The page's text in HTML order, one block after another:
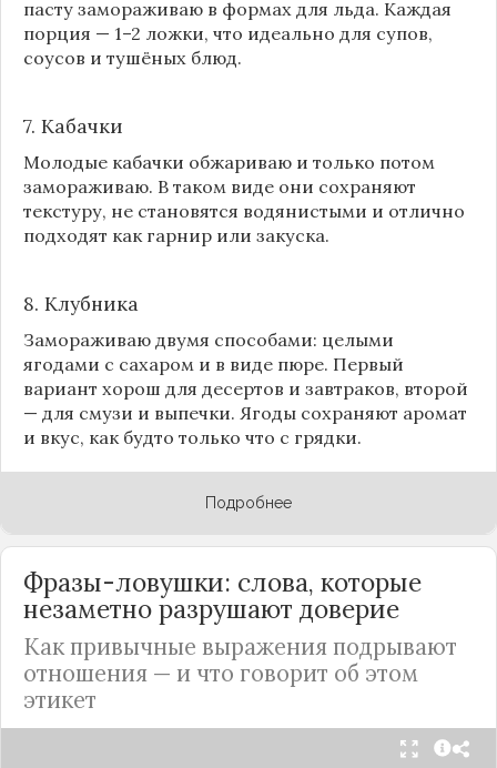
пасту замораживаю в формах для льда. Каждая
порция — 1–2 ложки, что идеально для супов,
соусов и тушёных блюд.
7. Кабачки
Молодые кабачки обжариваю и только потом
замораживаю. В таком виде они сохраняют
текстуру, не становятся водянистыми и отлично
подходят как гарнир или закуска.
8. Клубника
Замораживаю двумя способами: целыми
ягодами с сахаром и в виде пюре. Первый
вариант хорош для десертов и завтраков, второй
— для смузи и выпечки. Ягоды сохраняют аромат
и вкус, как будто только что с грядки.
Подробнее
Фразы-ловушки: слова, которые
незаметно разрушают доверие
Как привычные выражения подрывают
отношения — и что говорит об этом
этикет